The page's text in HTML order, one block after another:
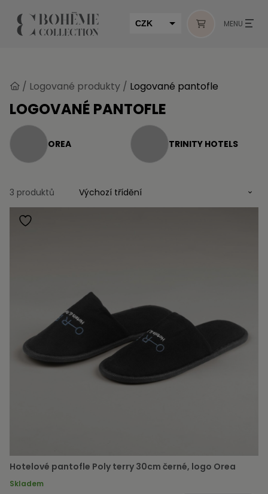
CZK
MUR
MENU
/ Logované produkty / Logované pantofle
LOGOVANÉ PANTOFLE
OREA TRINITY HOTELS
3 produktů
Hotelové pantofle Poly terry 30cm černé, logo Orea
Skladem